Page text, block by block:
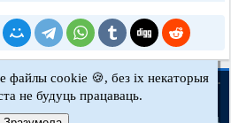
версія·Навіны і артыкулы ·Мапа сайту ·
файлы cookie 🍪, без іх некаторыя
не будуць працаваць.